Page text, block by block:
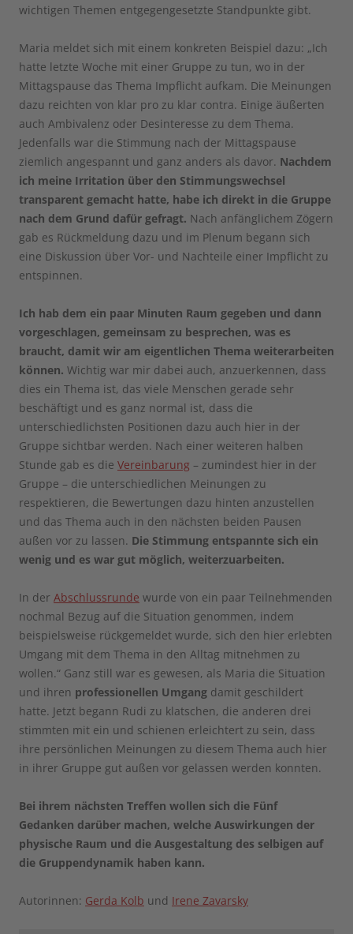
wichtigen Themen entgegengesetzte Standpunkte gibt.
Maria meldet sich mit einem konkreten Beispiel dazu: „Ich
hatte letzte Woche mit einer Gruppe zu tun, wo in der
Mittagspause das Thema Impflicht aufkam. Die Meinungen
dazu reichten von klar pro zu klar contra. Einige äußerten
auch Ambivalenz oder Desinteresse zu dem Thema.
Jedenfalls war die Stimmung nach der Mittagspause
ziemlich angespannt und ganz anders als davor. Nachdem
ich meine Irritation über den Stimmungswechsel
transparent gemacht hatte, habe ich direkt in die Gruppe
nach dem Grund dafür gefragt. Nach anfänglichem Zögern
gab es Rückmeldung dazu und im Plenum begann sich
eine Diskussion über Vor- und Nachteile einer Impflicht zu
entspinnen.
Ich hab dem ein paar Minuten Raum gegeben und dann
vorgeschlagen, gemeinsam zu besprechen, was es
braucht, damit wir am eigentlichen Thema weiterarbeiten
können. Wichtig war mir dabei auch, anzuerkennen, dass
dies ein Thema ist, das viele Menschen gerade sehr
beschäftigt und es ganz normal ist, dass die
unterschiedlichsten Positionen dazu auch hier in der
Gruppe sichtbar werden. Nach einer weiteren halben
Stunde gab es die Vereinbarung – zumindest hier in der
Gruppe – die unterschiedlichen Meinungen zu
respektieren, die Bewertungen dazu hinten anzustellen
und das Thema auch in den nächsten beiden Pausen
außen vor zu lassen. Die Stimmung entspannte sich ein
wenig und es war gut möglich, weiterzuarbeiten.
In der Abschlussrunde wurde von ein paar Teilnehmenden
nochmal Bezug auf die Situation genommen, indem
beispielsweise rückgemeldet wurde, sich den hier erlebten
Umgang mit dem Thema in den Alltag mitnehmen zu
wollen.“ Ganz still war es gewesen, als Maria die Situation
und ihren professionellen Umgang damit geschildert
hatte. Jetzt begann Rudi zu klatschen, die anderen drei
stimmten mit ein und schienen erleichtert zu sein, dass
ihre persönlichen Meinungen zu diesem Thema auch hier
in ihrer Gruppe gut außen vor gelassen werden konnten.
Bei ihrem nächsten Treffen wollen sich die Fünf
Gedanken darüber machen, welche Auswirkungen der
physische Raum und die Ausgestaltung des selbigen auf
die Gruppendynamik haben kann.
Autorinnen: Gerda Kolb und Irene Zavarsky